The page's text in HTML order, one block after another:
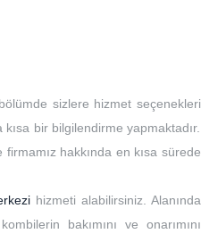
sizlere hizmet seçenekleri
bir bilgilendirme yapmaktadır.
hakkında en kısa sürede
hizmeti alabilirsiniz. Alanında
bakımını ve onarımını